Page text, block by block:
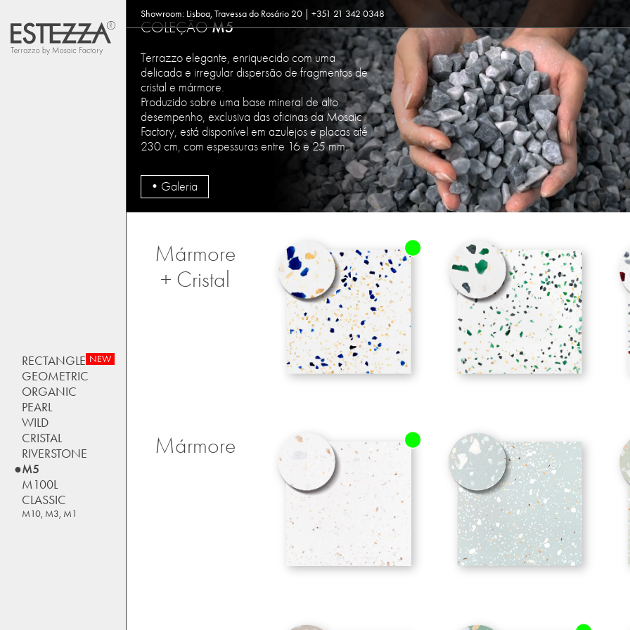
RECTANGLE NEW
GEOMETRIC
ORGANIC
PEARL
WILD
CRISTAL
RIVERSTONE
M5
M100L
CLASSIC
M10, M3, M1
Showroom: Lisboa, Travessa do Rosário 20 | +351 21 342 0348
COLEÇÃOM5
Terrazzo elegante, enriquecido com uma
delicada e irregular dispersão de fragmentos de
cristal e mármore.
Produzido sobre uma base mineral de alto
desempenho, exclusiva das oficinas da Mosaic
Factory, está disponível em azulejos e placas até
230 cm, com espessuras entre 16 e 25 mm.
Galeria
Mármore
+ Cristal
Mármore